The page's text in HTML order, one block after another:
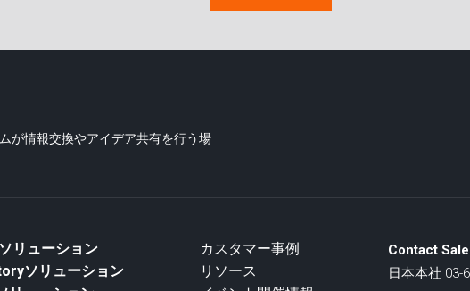
が情報交換やアイデア共有を行う場
リューション
ソリューション
カスタマー事例
リソース
Contact
日本本社 03-